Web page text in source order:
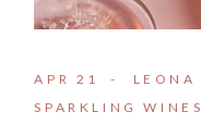
APR 21
LEONA
SPARKLING WINES